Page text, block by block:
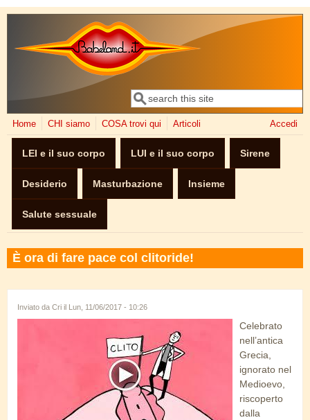
Salta al contenuto principale
Form di ricerca
Cerca
Home CHI siamo COSA trovi qui Articoli Accedi
LEI e il suo corpo LUI e il suo corpo Sirene
Desiderio Masturbazione Insieme
Salute sessuale
È ora di fare pace col clitoride!
Inviato da Cri il Lun, 11/06/2017 - 10:26
Celebrato
nell’antica
Grecia,
ignorato nel
Medioevo,
riscoperto
dalla